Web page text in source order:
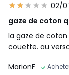
02/
gaze de coton
la gaze de
couette. au
MarionF